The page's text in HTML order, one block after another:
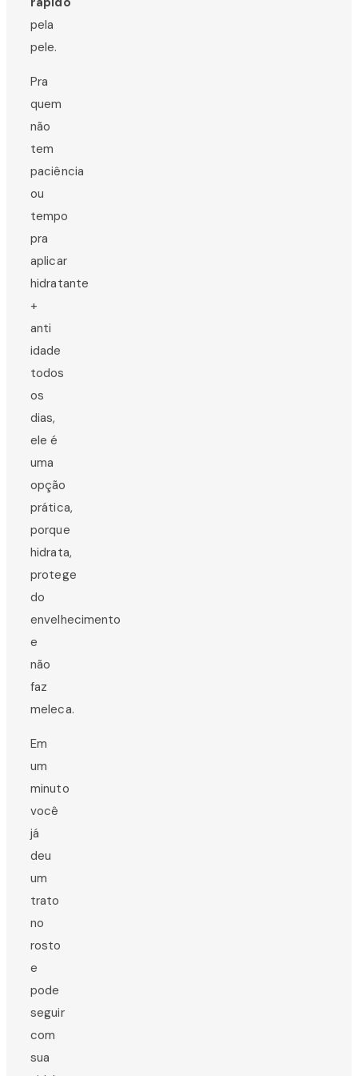
pela
pele.
Pra
quem
não
tem
paciência
ou
tempo
pra
aplicar
hidratante
+
anti
idade
todos
os
dias,
ele é
uma
opção
prática,
porque
hidrata,
protege
do
envelhecimento
e
não
faz
meleca.
Em
um
minuto
você
já
deu
um
trato
no
rosto
e
pode
seguir
com
sua